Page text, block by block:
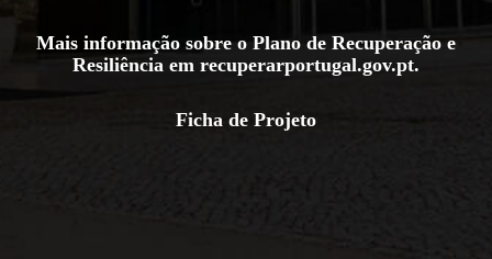
Mais informação sobre o Plano de Recuperação e
Resiliência em recuperarportugal.gov.pt.
Ficha de Projeto